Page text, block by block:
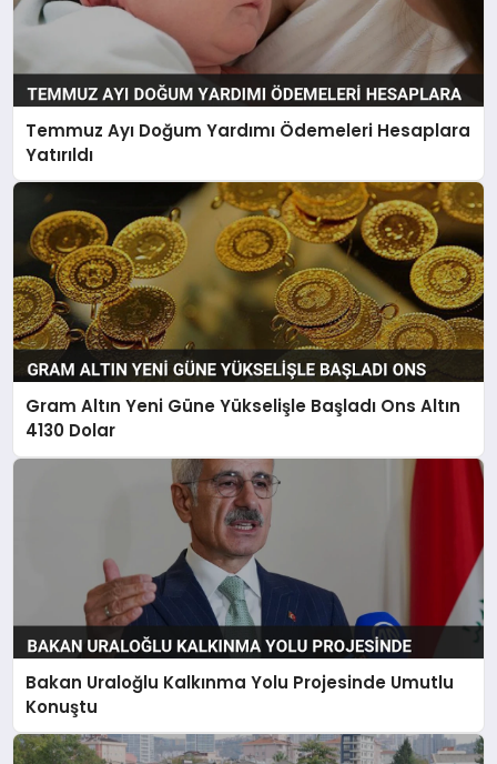
Temmuz Ayı Doğum Yardımı Ödemeleri Hesaplara
Yatırıldı
Gram Altın Yeni Güne Yükselişle Başladı Ons Altın
4130 Dolar
Bakan Uraloğlu Kalkınma Yolu Projesinde Umutlu
Konuştu